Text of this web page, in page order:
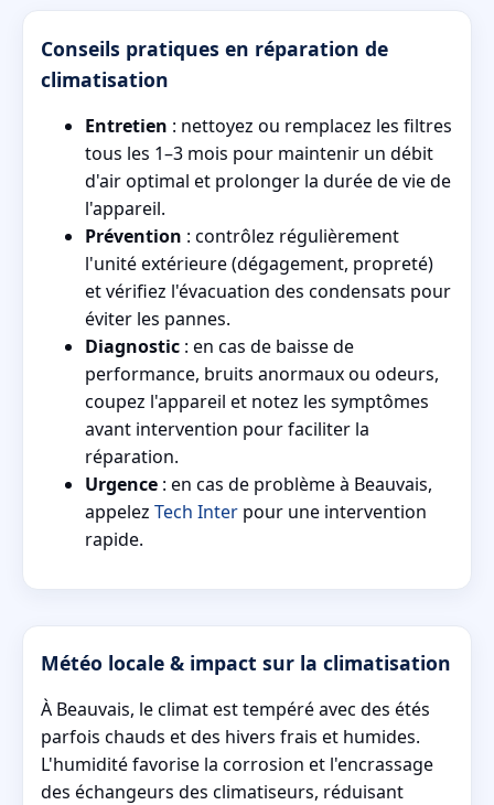
Conseils pratiques en réparation de
climatisation
Entretien : nettoyez ou remplacez les filtres
tous les 1–3 mois pour maintenir un débit
d'air optimal et prolonger la durée de vie de
l'appareil.
Prévention : contrôlez régulièrement
l'unité extérieure (dégagement, propreté)
et vérifiez l'évacuation des condensats pour
éviter les pannes.
Diagnostic : en cas de baisse de
performance, bruits anormaux ou odeurs,
coupez l'appareil et notez les symptômes
avant intervention pour faciliter la
réparation.
Urgence : en cas de problème à Beauvais,
appelez Tech Inter pour une intervention
rapide.
Météo locale & impact sur la climatisation
À Beauvais, le climat est tempéré avec des étés
parfois chauds et des hivers frais et humides.
L'humidité favorise la corrosion et l'encrassage
des échangeurs des climatiseurs, réduisant